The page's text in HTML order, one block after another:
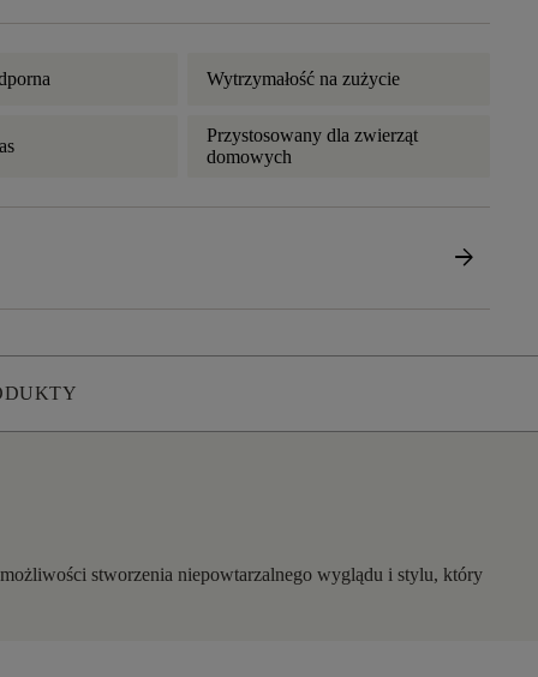
Wytrzymałość na zużycie
Przystosowany dla zwierząt
domowych
arrow_forward
stworzenia niepowtarzalnego wyglądu i stylu, który